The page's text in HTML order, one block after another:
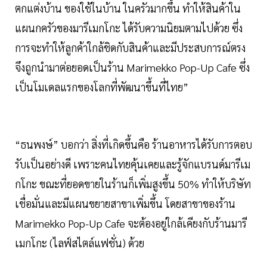
ตกแต่งบ้าน ของใช้ในบ้าน ในครัวมากขึ้น ทำให้สินค้าใน
แผนกครัวของมารีเมกโกะ ได้รับความนิยมตามไปด้วย ซึ่ง
การจะทำให้ลูกค้าใกล้ชิดกับสินค้าและมีประสบการณ์ตรง
จึงถูกนำมาต่อยอดเป็นร้าน Marimekko Pop-Up Cafe ซึ่ง
เป็นโมเดลแรกของโลกที่พัฒนาขึ้นที่ไทย”
“ธนพงษ์” บอกว่า สิ่งที่เกิดขึ้นคือ ร้านอาหารได้รับการตอบ
รับเป็นอย่างดี เพราะคนไทยคุ้นเคยและรู้จักแบรนด์มารีเม
กโกะ ขณะที่ยอดขายในร้านก็เพิ่มสูงขึ้น 50% ทำให้บริษัท
เชื่อมั่นและมีแผนขยายสาขาเพิ่มขึ้น โดยสาขาของร้าน
Marimekko Pop-Up Cafe จะต้องอยู่ใกล้เคียงกับร้านมารี
เมกโกะ (ไลฟ์สไตล์แฟชั่น) ด้วย